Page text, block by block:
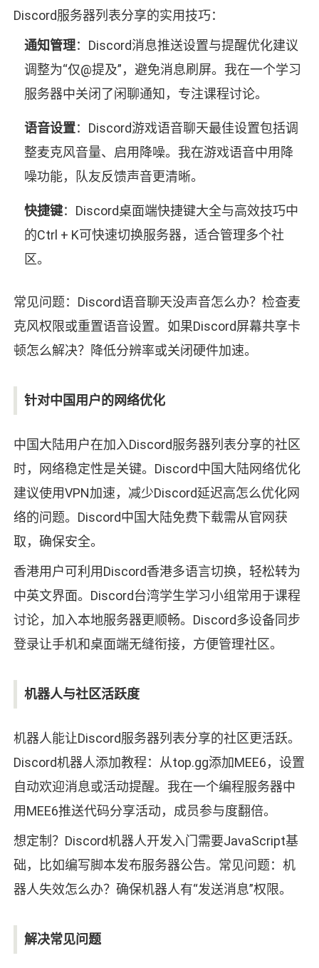
Discord服务器列表分享的实用技巧：
通知管理：Discord消息推送设置与提醒优化建议
调整为“仅@提及”，避免消息刷屏。我在一个学习
服务器中关闭了闲聊通知，专注课程讨论。
语音设置：Discord游戏语音聊天最佳设置包括调
整麦克风音量、启用降噪。我在游戏语音中用降
噪功能，队友反馈声音更清晰。
快捷键：Discord桌面端快捷键大全与高效技巧中
的Ctrl + K可快速切换服务器，适合管理多个社
区。
常见问题：Discord语音聊天没声音怎么办？检查麦
克风权限或重置语音设置。如果Discord屏幕共享卡
顿怎么解决？降低分辨率或关闭硬件加速。
针对中国用户的网络优化
中国大陆用户在加入Discord服务器列表分享的社区
时，网络稳定性是关键。Discord中国大陆网络优化
建议使用VPN加速，减少Discord延迟高怎么优化网
络的问题。Discord中国大陆免费下载需从官网获
取，确保安全。
香港用户可利用Discord香港多语言切换，轻松转为
中英文界面。Discord台湾学生学习小组常用于课程
讨论，加入本地服务器更顺畅。Discord多设备同步
登录让手机和桌面端无缝衔接，方便管理社区。
机器人与社区活跃度
机器人能让Discord服务器列表分享的社区更活跃。
Discord机器人添加教程：从top.gg添加MEE6，设置
自动欢迎消息或活动提醒。我在一个编程服务器中
用MEE6推送代码分享活动，成员参与度翻倍。
想定制？Discord机器人开发入门需要JavaScript基
础，比如编写脚本发布服务器公告。常见问题：机
器人失效怎么办？确保机器人有“发送消息”权限。
解决常见问题